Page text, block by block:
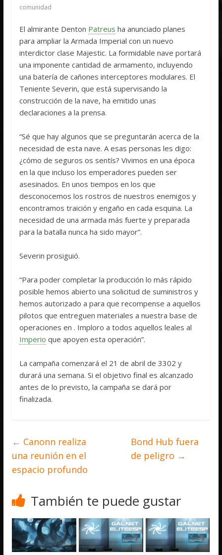
comunidad
El almirante Denton Patreus ha anunciado planes
para ampliar la Armada Imperial con un nuevo
interdictor clase Majestic. La formidable nave portará
una imponente cantidad de armamento, incluyendo
una batería de cañones interceptores modulares. El
Teniente Severin, que está supervisando la
construcción de la nave, ha emitido unas
declaraciones a la prensa.
“Sé que hay algunos que se preguntarán acerca de la
necesidad de esta nave. A esas personas les digo:
¿cómo de seguros os sentís? Vivimos en una época
en la que incluso los emperadores pueden ser
asesinados. En unos tiempos en los que
desconocemos los rostros de nuestros enemigos y
encontramos traición y engaño en cada esquina. La
necesidad de una armada más fuerte y preparada
para la batalla nunca ha sido mayor”.
Severin prosiguió.
“Para poder completar la producción lo más rápido
posible hemos abierto una solicitud de suministros y
hemos autorizado apara que recompense a aquellos
pilotos que entreguen materiales a nuestra base de
operaciones en . Imploro a todos aquellos leales al
Imperio que apoyen esta operación”.
La campaña comenzará el 21 de abril de 3302 y
durará una semana. Si el objetivo final es alcanzado
antes de lo previsto, la campaña se dará por
finalizada.
← Canonn realiza
una reunión en el
espacio profundo
Bond Hub fuera
de peligro →
También te puede gustar